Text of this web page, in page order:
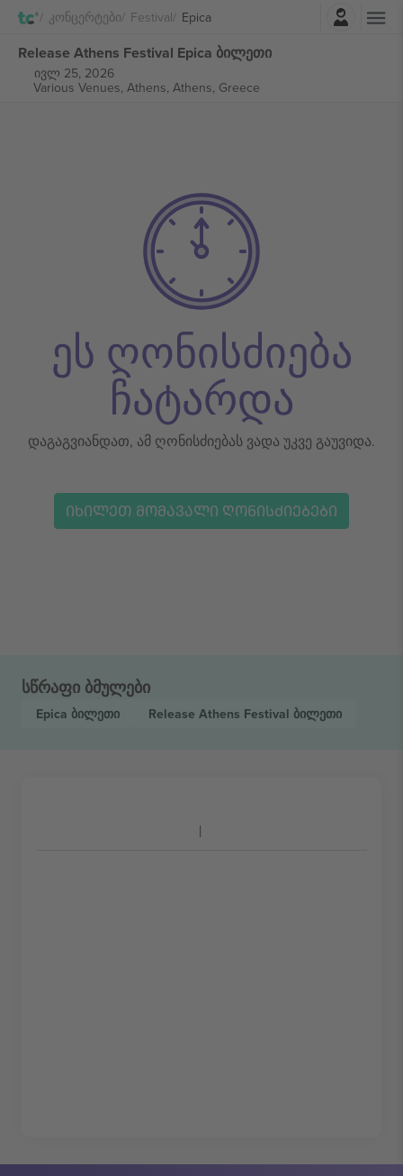
Კონცერტები Festival Epica
Release Athens Festival Epica ბილეთი
ივლ 25, 2026
Various Venues, Athens, Athens, Greece
ეს ღონისძიება
ჩატარდა
დაგაგვიანდათ, ამ ღონისძიებას ვადა უკვე გაუვიდა.
ᲘᲮᲘᲚᲔᲗ ᲛᲝᲛᲐᲕᲐᲚᲘ ᲦᲝᲜᲘᲡᲫᲘᲔᲑᲔᲑᲘ
სწრაფი ბმულები
Epica ბილეთი Release Athens Festival ბილეთი